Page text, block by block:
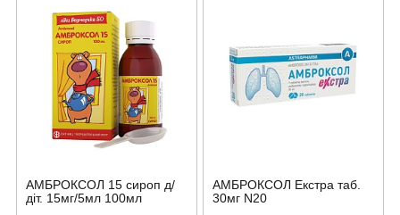
АМБРОКСОЛ 15 сироп д/
діт. 15мг/5мл 100мл
АМБРОКСОЛ Екстра таб.
30мг N20